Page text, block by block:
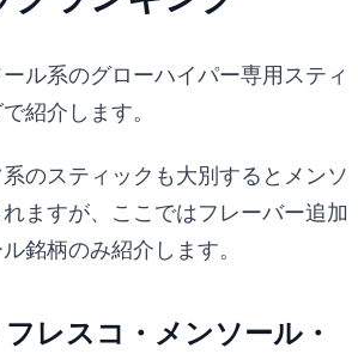
ル系のグローハイパー専用スティ
紹介します。
のスティックも大別するとメンソ
ますが、ここではフレーバー追加
銘柄のみ紹介します。
レスコ・メンソール・